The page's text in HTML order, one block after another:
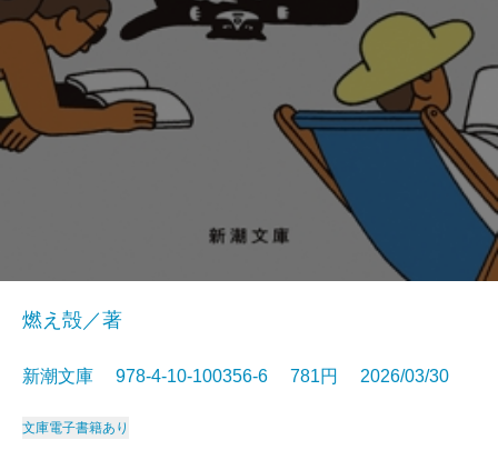
燃え殻／著
新潮文庫 978-4-10-100356-6 781円 2026/03/30
文庫電子書籍あり